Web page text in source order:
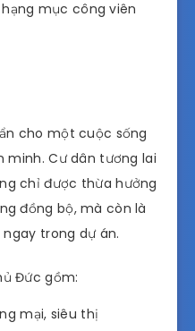
mục công viên
cho một cuộc sống
minh. Cư dân tương lai
chỉ được thừa hưởng
đồng bộ, mà còn là
trong dự án.
Đức gồm:
mại, siêu thị